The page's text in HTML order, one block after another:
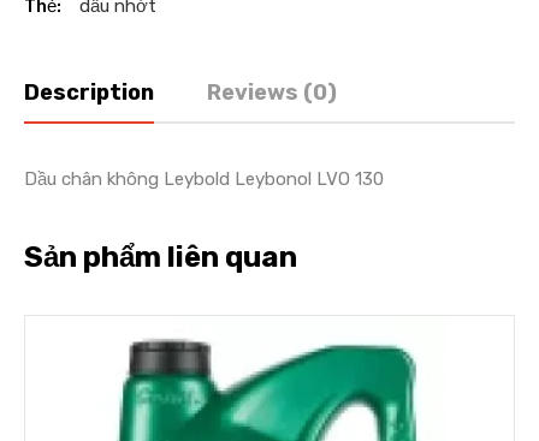
Thẻ:
dầu nhớt
Description Reviews (0)
Dầu chân không Leybold Leybonol LVO 130
Sản phẩm liên quan